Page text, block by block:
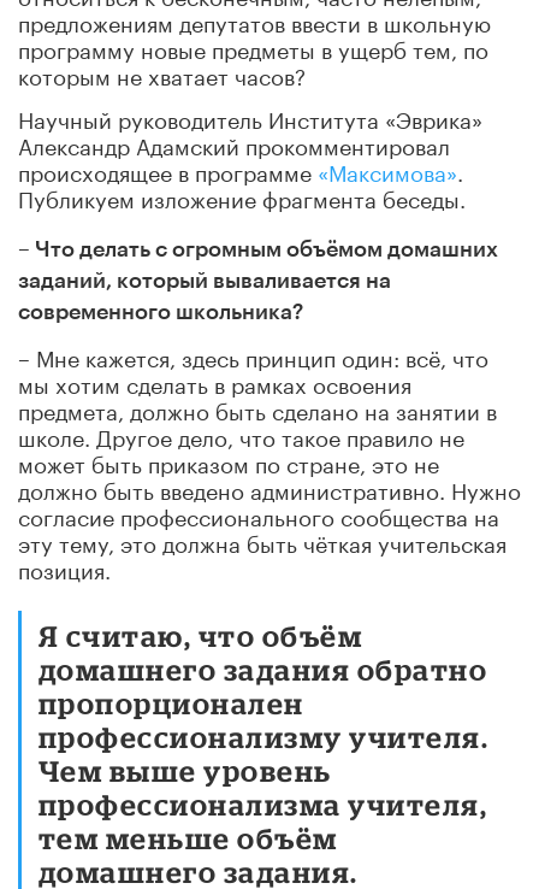
предложениям депутатов ввести в школьную
программу новые предметы в ущерб тем, по
которым не хватает часов?
Научный руководитель Института «Эврика»
Александр Адамский прокомментировал
происходящее в программе «Максимова»
Публикуем изложение фрагмента беседы.
– Что делать с огромным объёмом домашних
заданий, который вываливается на
современного школьника?
– Мне кажется, здесь принцип один: всё, что
мы хотим сделать в рамках освоения
предмета, должно быть сделано на занятии в
школе. Другое дело, что такое правило не
может быть приказом по стране, это не
должно быть введено административно. Нужно
согласие профессионального сообщества на
эту тему, это должна быть чёткая учительская
позиция.
Я считаю, что объём
домашнего задания обратно
пропорционален
профессионализму учителя.
Чем выше уровень
профессионализма учителя,
тем меньше объём
домашнего задания.